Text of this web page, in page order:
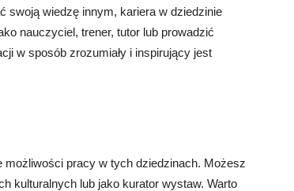
swoją wiedzę innym, kariera w dziedzinie
nauczyciel, trener, tutor lub prowadzić
w sposób zrozumiały i inspirujący jest
możliwości pracy w tych dziedzinach. Możesz
kulturalnych lub jako kurator wystaw. Warto